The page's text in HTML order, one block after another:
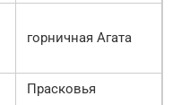
горничная Агата
Прасковья